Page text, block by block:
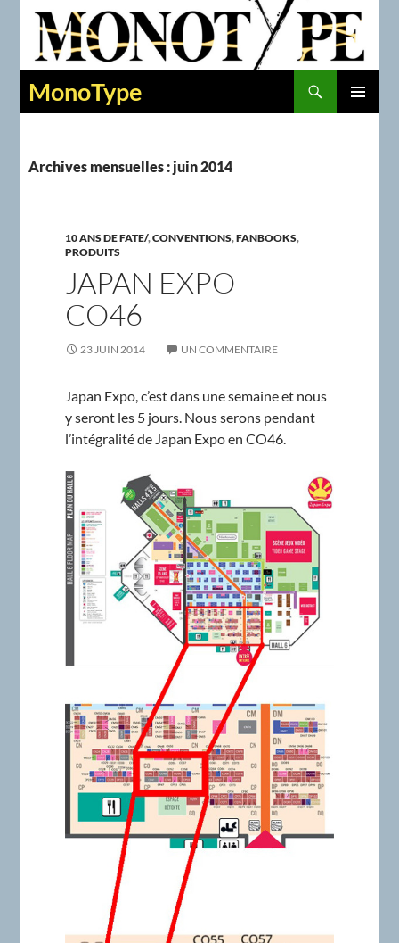
MonoType
Recherche
Archives mensuelles : juin 2014
10 ANS DE FATE/,CONVENTIONS,FANBOOKS,
PRODUITS
JAPAN EXPO –
CO46
23 JUIN 2014 UN COMMENTAIRE
Japan Expo, c’est dans une semaine et nous
y seront les 5 jours. Nous serons pendant
l’intégralité de Japan Expo en CO46.